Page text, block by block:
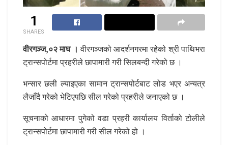
1
SHARES
वीरगञ्ज,०२ माघ । वीरगञ्जको आदर्शनगरमा रहेको श्री पाथिभरा
ट्रान्सपोर्टमा प्रहरीले छापामारी गरी सिलबन्दी गरेको छ ।
भन्सार छली ल्याइएका सामान ट्रान्सपोर्टबाट लोड भएर अन्यत्र
लैजाँदै गरेको भेटिएपछि सील गरेको प्रहरीले जनाएको छ ।
सूचनाको आधारमा पुगेको वडा प्रहरी कार्यालय विर्ताको टोलीले
ट्रान्सपोर्टमा छापामारी गरी सील गरेको हो ।